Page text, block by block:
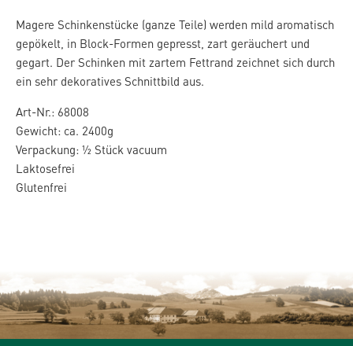
Magere Schinkenstücke (ganze Teile) werden mild aromatisch
gepökelt, in Block-Formen gepresst, zart geräuchert und
gegart. Der Schinken mit zartem Fettrand zeichnet sich durch
ein sehr dekoratives Schnittbild aus.
Art-Nr.: 68008
Gewicht: ca. 2400g
Verpackung: ½ Stück vacuum
Laktosefrei
Glutenfrei